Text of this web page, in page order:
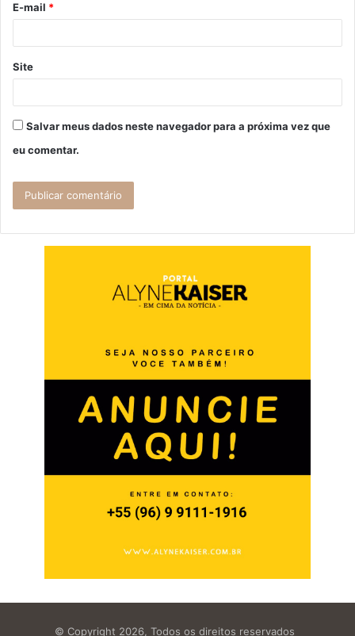
*
E-mail *
Site
Salvar meus dados neste navegador para a próxima vez que
eu comentar.
© Copyright 2026, Todos os direitos reservados